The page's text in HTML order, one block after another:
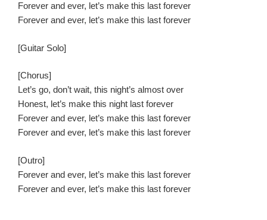
Forever and ever, let’s make this last forever
Forever and ever, let’s make this last forever
[Guitar Solo]
[Chorus]
Let’s go, don’t wait, this night’s almost over
Honest, let’s make this night last forever
Forever and ever, let’s make this last forever
Forever and ever, let’s make this last forever
[Outro]
Forever and ever, let’s make this last forever
Forever and ever, let’s make this last forever